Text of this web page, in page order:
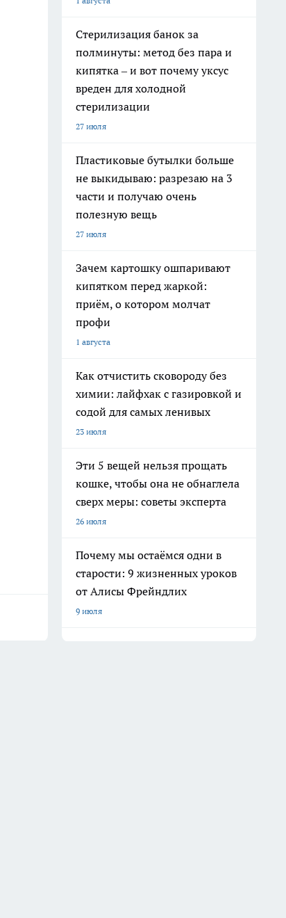
Стерилизация банок за
полминуты: метод без пара и
кипятка – и вот почему уксус
вреден для холодной
стерилизации
27 июля
Пластиковые бутылки больше
не выкидываю: разрезаю на 3
части и получаю очень
полезную вещь
27 июля
Зачем картошку ошпаривают
кипятком перед жаркой:
приём, о котором молчат
профи
1 августа
Как отчистить сковороду без
химии: лайфхак с газировкой и
содой для самых ленивых
23 июля
Эти 5 вещей нельзя прощать
кошке, чтобы она не обнаглела
сверх меры: советы эксперта
26 июля
Почему мы остаёмся одни в
старости: 9 жизненных уроков
от Алисы Фрейндлих
9 июля